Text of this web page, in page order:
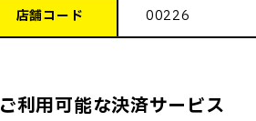
店舗コード 00226
ご利用可能な決済サービス